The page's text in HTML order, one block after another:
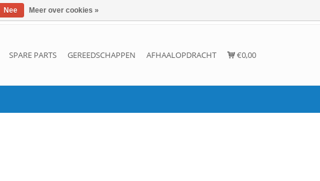
SPARE PARTS GEREEDSCHAPPEN AFHAALOPDRACHT €0,00
Nee Meer over cookies »